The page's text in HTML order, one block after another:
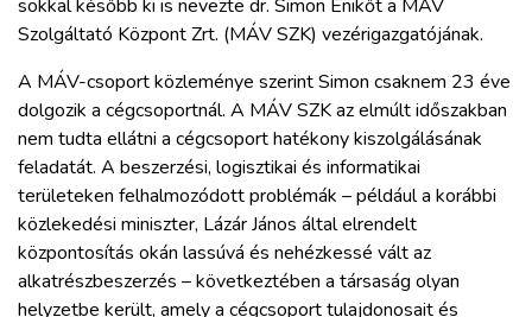
sokkal később ki is nevezte dr. Simon Enikőt a MÁV
Szolgáltató Központ Zrt. (MÁV SZK) vezérigazgatójának.
A MÁV-csoport közleménye szerint Simon csaknem 23 éve
dolgozik a cégcsoportnál. A MÁV SZK az elmúlt időszakban
nem tudta ellátni a cégcsoport hatékony kiszolgálásának
feladatát. A beszerzési, logisztikai és informatikai
területeken felhalmozódott problémák – például a korábbi
közlekedési miniszter, Lázár János által elrendelt
központosítás okán lassúvá és nehézkessé vált az
alkatrészbeszerzés – következtében a társaság olyan
helyzetbe került, amely a cégcsoport tulajdonosait és